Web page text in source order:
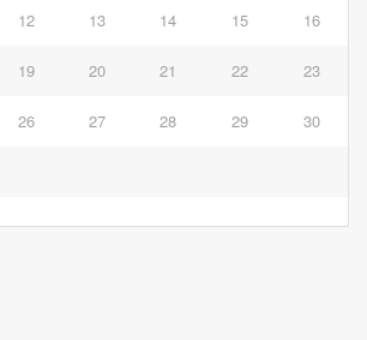
12 13 14 15 16
19 20 21 22 23
26 27 28 29 30